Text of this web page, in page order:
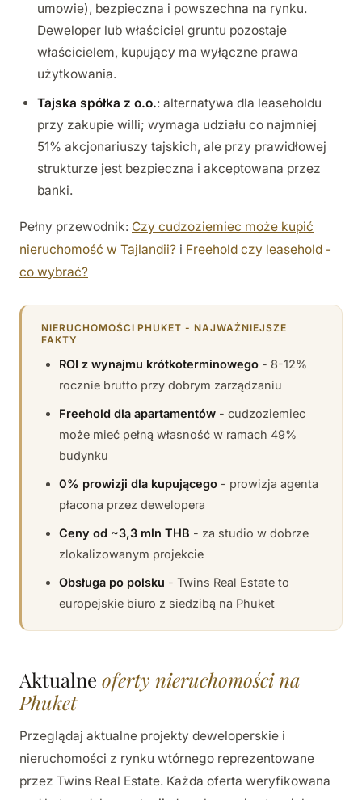
umowie), bezpieczna i powszechna na rynku.
Deweloper lub właściciel gruntu pozostaje
właścicielem, kupujący ma wyłączne prawa
użytkowania.
Tajska spółka z o.o.: alternatywa dla leaseholdu
przy zakupie willi; wymaga udziału co najmniej
51% akcjonariuszy tajskich, ale przy prawidłowej
strukturze jest bezpieczna i akceptowana przez
banki.
Pełny przewodnik: Czy cudzoziemiec może kupić
nieruchomość w Tajlandii? i Freehold czy leasehold -
co wybrać?
NIERUCHOMOŚCI PHUKET - NAJWAŻNIEJSZE
FAKTY
ROI z wynajmu krótkoterminowego - 8-12%
rocznie brutto przy dobrym zarządzaniu
Freehold dla apartamentów - cudzoziemiec
może mieć pełną własność w ramach 49%
budynku
0% prowizji dla kupującego - prowizja agenta
płacona przez dewelopera
Ceny od ~3,3 mln THB - za studio w dobrze
zlokalizowanym projekcie
Obsługa po polsku - Twins Real Estate to
europejskie biuro z siedzibą na Phuket
Aktualne oferty nieruchomości na
Phuket
Przeglądaj aktualne projekty deweloperskie i
nieruchomości z rynku wtórnego reprezentowane
przez Twins Real Estate. Każda oferta weryfikowana